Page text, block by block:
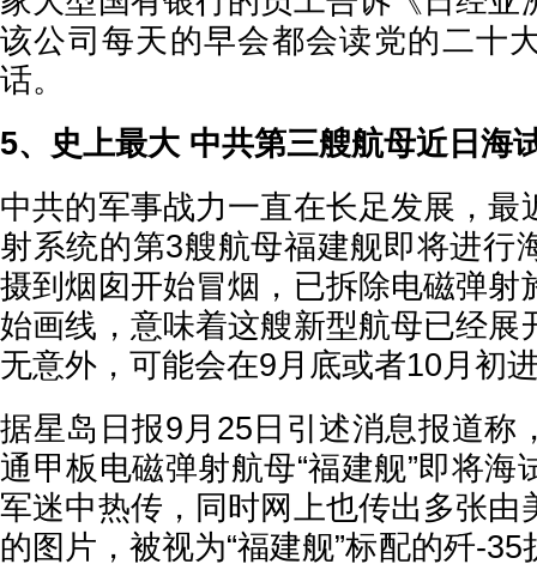
该公司每天的早会都会读党的二十
话。
5、史上最大 中共第三艘航母近日海
中共的军事战力一直在长足发展，最
射系统的第3艘航母福建舰即将进行
摄到烟囱开始冒烟，已拆除电磁弹射
始画线，意味着这艘新型航母已经展
无意外，可能会在9月底或者10月初
据星岛日报9月25日引述消息报道称
通甲板电磁弹射航母“福建舰”即将海
军迷中热传，同时网上也传出多张由
的图片，被视为“福建舰”标配的歼-